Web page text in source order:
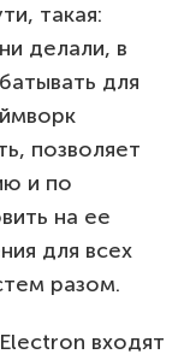
такая:
делали, в
для
позволяет
и по
на ее
для всех
разом.
входят